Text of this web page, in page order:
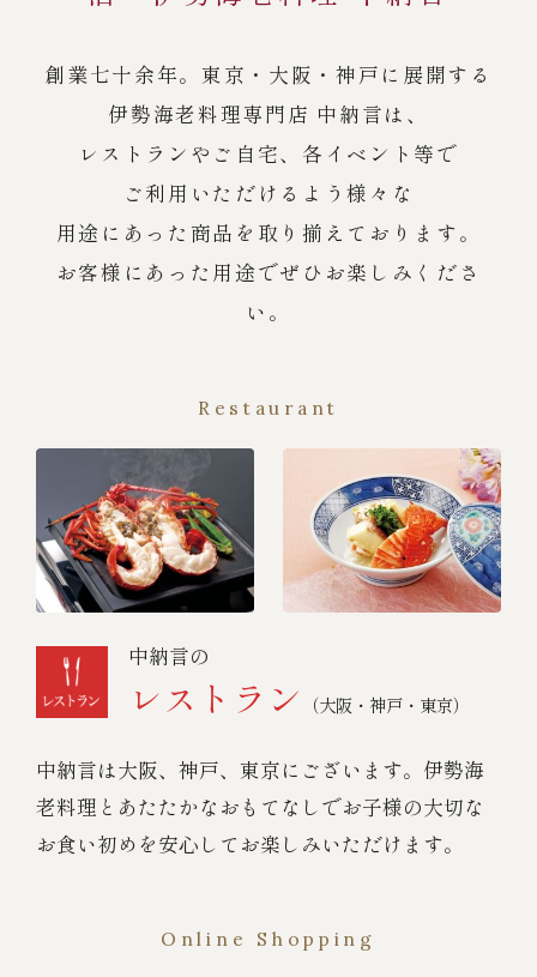
創業七十余年。東京・大阪・神戸に展開する
伊勢海老料理専門店 中納言は、
レストランやご自宅、各イベント等で
ご利用いただけるよう様々な
用途にあった商品を取り揃えております。
お客様にあった用途でぜひお楽しみくださ
い。
Restaurant
中納言の
レストラン （大阪・神戸・東京）
中納言は大阪、神戸、東京にございます。伊勢海
老料理とあたたかなおもてなしでお子様の大切な
お食い初めを安心してお楽しみいただけます。
Online Shopping